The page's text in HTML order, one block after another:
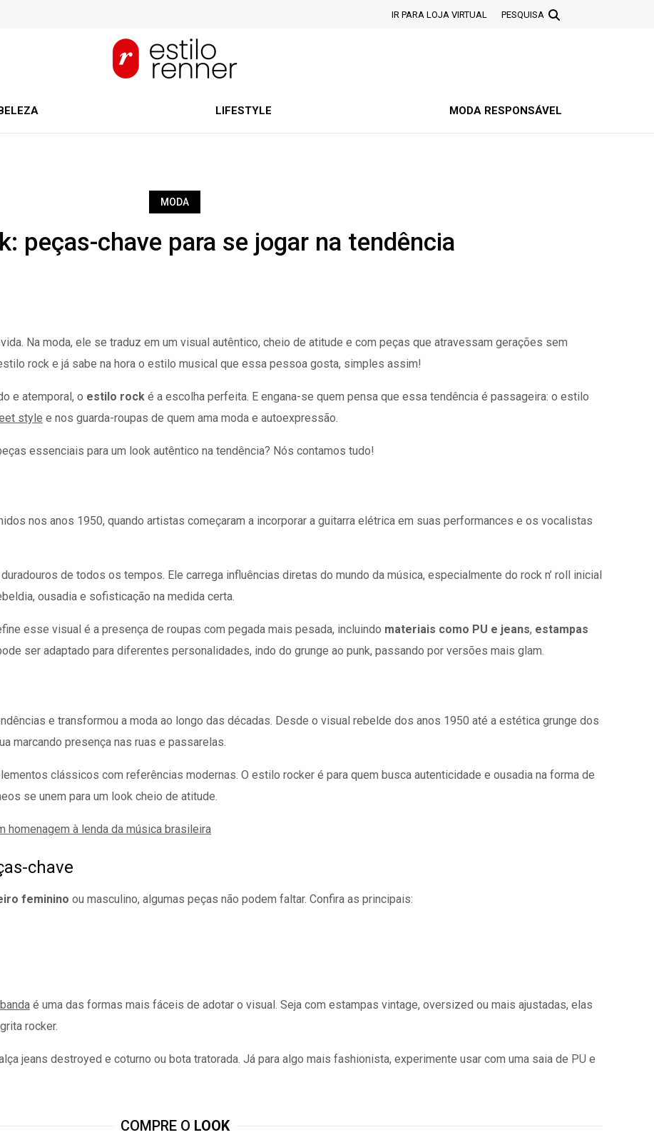
IR PARA LOJA VIRTUAL PESQUISA
LIFESTYLE MODA RESPONSÁVEL
MODA
peças-chave para se jogar na tendência
Na moda, ele se traduz em um visual autêntico, cheio de atitude e com peças que atravessam gerações sem
rock e já sabe na hora o estilo musical que essa pessoa gosta, simples assim!
e atemporal, o estilo rock é a escolha perfeita. E engana-se quem pensa que essa tendência é passageira: o estilo
style e nos guarda-roupas de quem ama moda e autoexpressão.
essenciais para um look autêntico na tendência? Nós contamos tudo!
nos anos 1950, quando artistas começaram a incorporar a guitarra elétrica em suas performances e os vocalistas
de todos os tempos. Ele carrega influências diretas do mundo da música, especialmente do rock n’ roll inicial
ousadia e sofisticação na medida certa.
esse visual é a presença de roupas com pegada mais pesada, incluindo materiais como PU e jeans, estampas
ser adaptado para diferentes personalidades, indo do grunge ao punk, passando por versões mais glam.
e transformou a moda ao longo das décadas. Desde o visual rebelde dos anos 1950 até a estética grunge dos
marcando presença nas ruas e passarelas.
clássicos com referências modernas. O estilo rocker é para quem busca autenticidade e ousadia na forma de
se unem para um look cheio de atitude.
homenagem à lenda da música brasileira
chave
feminino ou masculino, algumas peças não podem faltar. Confira as principais:
é uma das formas mais fáceis de adotar o visual. Seja com estampas vintage, oversized ou mais ajustadas, elas
rocker.
jeans destroyed e coturno ou bota tratorada. Já para algo mais fashionista, experimente usar com uma saia de PU e
COMPRE O LOOK